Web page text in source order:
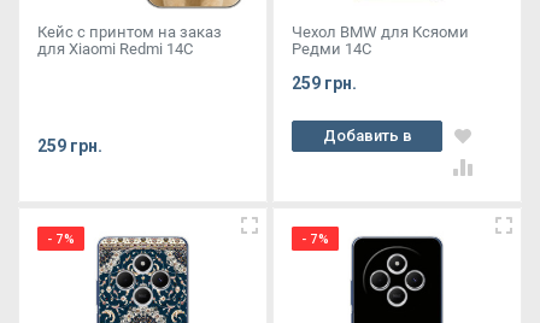
Кейс с принтом на заказ
для Xiaomi Redmi 14C
259 грн.
Чехол BMW для Ксяоми
Редми 14С
259 грн.
Добавить в
корзину
- 7% - 7%